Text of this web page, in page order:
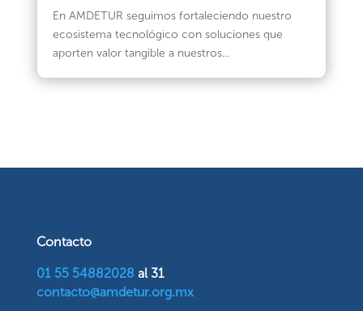
En AMDETUR seguimos fortaleciendo nuestro
ecosistema tecnológico con soluciones que
aporten valor tangible a nuestros...
Contacto
01 55 54882028 al 31
contacto@amdetur.org.mx